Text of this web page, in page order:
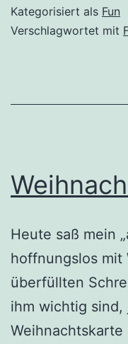
Kategorisiert als Fun
Verschlagwortet mit
Heute saß mein
hoffnungslos mit
überfüllten
ihm wichtig sind,